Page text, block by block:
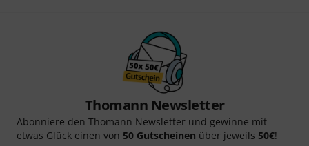
Thomann Newsletter
Abonniere den Thomann Newsletter und gewinne mit
etwas Glück einen von 50 Gutscheinen über jeweils 50€!